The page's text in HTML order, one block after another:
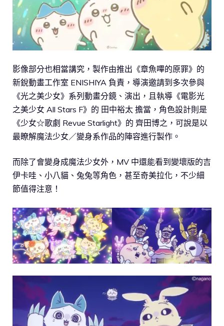
影像部分也相當講究，製作由推出《章魚嗶的原罪》的
新銳動畫工作室 ENISHIYA 負責，導演邀請到多次參與
《光之美少女》系列動畫分鏡、演出，且執導《電影光
之美少女 All Stars F》的 田中裕太 擔當，角色設計則是
《少女☆歌劇 Revue Starlight》的 齊田博之，可說是以
最瞭解魔法少女／變身系作品的陣容進行製作。
而除了會變身成魔法少女外，MV 中還能看到變壞版的吉
伊卡哇、小八貓、兔兔等角色，甚至奇美拉化，不少細
節值得注意！